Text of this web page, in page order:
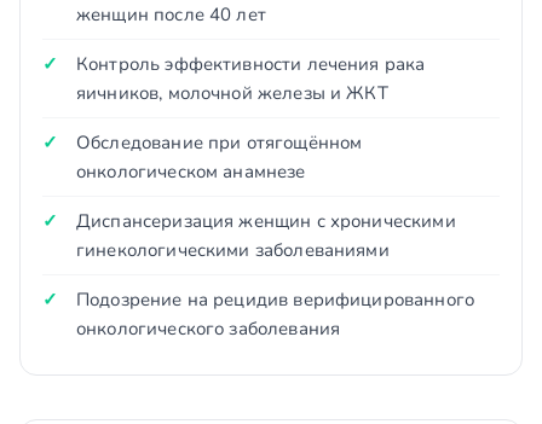
женщин после 40 лет
Контроль эффективности лечения рака
яичников, молочной железы и ЖКТ
Обследование при отягощённом
онкологическом анамнезе
Диспансеризация женщин с хроническими
гинекологическими заболеваниями
Подозрение на рецидив верифицированного
онкологического заболевания